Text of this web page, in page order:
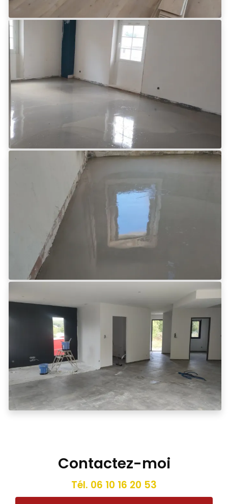
Contactez-moi
Tél. 06 10 16 20 53